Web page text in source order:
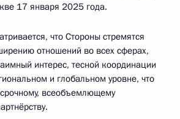
17 января 2025 года.
что Стороны стремятся
отношений во всех сферах,
интерес, тесной координации
и глобальном уровне, что
всеобъемлющему